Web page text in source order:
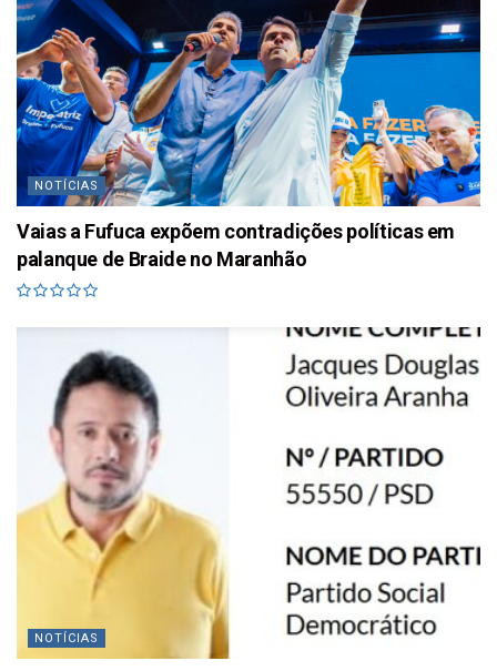
NOTÍCIAS
Vaias a Fufuca expõem contradições políticas em
palanque de Braide no Maranhão
NOTÍCIAS